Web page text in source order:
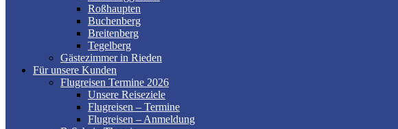
Roßhaupten
Buchenberg
Breitenberg
Tegelberg
Gästezimmer in Rieden
Für unsere Kunden
Flugreisen Termine 2026
Unsere Reiseziele
Flugreisen – Termine
Flugreisen – Anmeldung